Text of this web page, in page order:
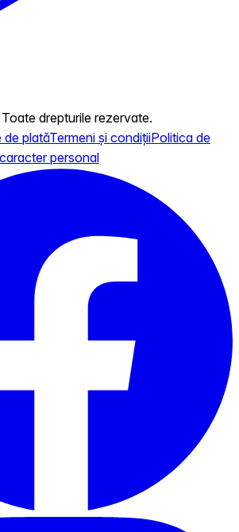
drepturile rezervate.
de platăTermeni și condițiiPolitica de
personal